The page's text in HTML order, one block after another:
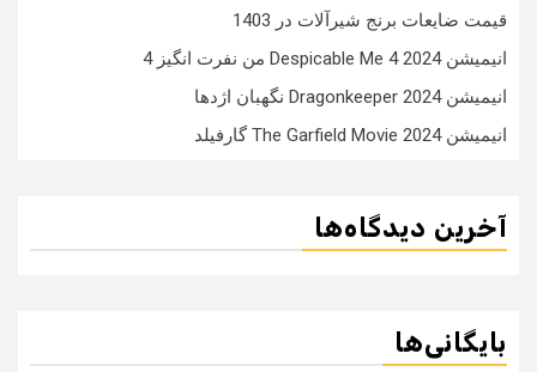
قیمت ضایعات برنج شیرآلات در 1403
انیمیشن Despicable Me 4 2024 من نفرت انگیز 4
انیمیشن Dragonkeeper 2024 نگهبان اژدها
انیمیشن The Garfield Movie 2024 گارفیلد
آخرین دیدگاه‌ها
بایگانی‌ها